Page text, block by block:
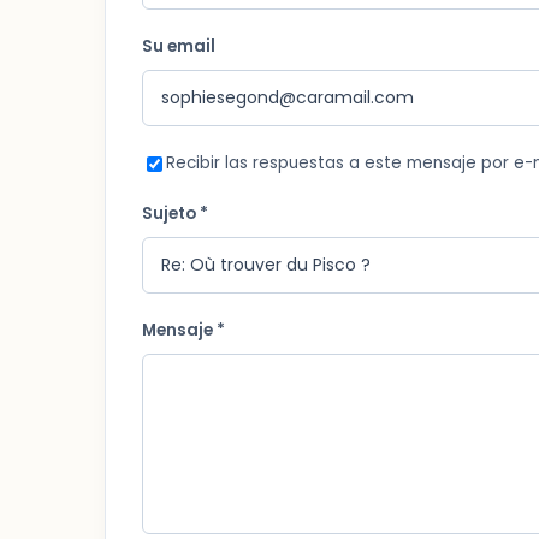
Su email
Recibir las respuestas a este mensaje por e-
Sujeto *
Mensaje *